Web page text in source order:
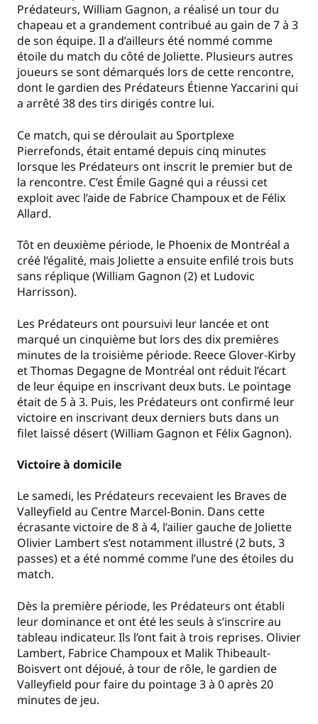
Prédateurs, William Gagnon, a réalisé un tour du
chapeau et a grandement contribué au gain de 7 à 3
de son équipe. Il a d’ailleurs été nommé comme
étoile du match du côté de Joliette. Plusieurs autres
joueurs se sont démarqués lors de cette rencontre,
dont le gardien des Prédateurs Étienne Yaccarini qui
a arrêté 38 des tirs dirigés contre lui.
Ce match, qui se déroulait au Sportplexe
Pierrefonds, était entamé depuis cinq minutes
lorsque les Prédateurs ont inscrit le premier but de
la rencontre. C’est Émile Gagné qui a réussi cet
exploit avec l’aide de Fabrice Champoux et de Félix
Allard.
Tôt en deuxième période, le Phoenix de Montréal a
créé l’égalité, mais Joliette a ensuite enfilé trois buts
sans réplique (William Gagnon (2) et Ludovic
Harrisson).
Les Prédateurs ont poursuivi leur lancée et ont
marqué un cinquième but lors des dix premières
minutes de la troisième période. Reece Glover-Kirby
et Thomas Degagne de Montréal ont réduit l’écart
de leur équipe en inscrivant deux buts. Le pointage
était de 5 à 3. Puis, les Prédateurs ont confirmé leur
victoire en inscrivant deux derniers buts dans un
filet laissé désert (William Gagnon et Félix Gagnon).
Victoire à domicile
Le samedi, les Prédateurs recevaient les Braves de
Valleyfield au Centre Marcel-Bonin. Dans cette
écrasante victoire de 8 à 4, l’ailier gauche de Joliette
Olivier Lambert s’est notamment illustré (2 buts, 3
passes) et a été nommé comme l’une des étoiles du
match.
Dès la première période, les Prédateurs ont établi
leur dominance et ont été les seuls à s’inscrire au
tableau indicateur. Ils l’ont fait à trois reprises. Olivier
Lambert, Fabrice Champoux et Malik Thibeault-
Boisvert ont déjoué, à tour de rôle, le gardien de
Valleyfield pour faire du pointage 3 à 0 après 20
minutes de jeu.